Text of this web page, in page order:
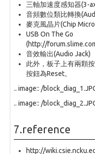
三軸加速度感知器(3-
音頻數位類比轉換
麥克風晶片(Chip
USB On The Go
(http://
音效輸出(Audio Jack)
此外，板子上有兩顆
按鈕為Reset。
.. image:: /
.. image:: /
7.reference
http://